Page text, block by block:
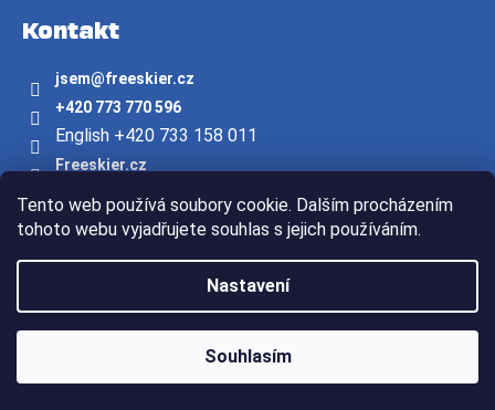
Tento web používá soubory cookie. Dalším procházením
tohoto webu vyjadřujete souhlas s jejich používáním.
Nastavení
Souhlasím
Kontakt
jsem@freeskier.cz
+420 773 770 596
English +420 733 158 011
Freeskier.cz
Youtube/freeskier.cz
Vytvořil Shoptet
Copyright 2026Freeskier.cz. Všechna práva vyhrazena.